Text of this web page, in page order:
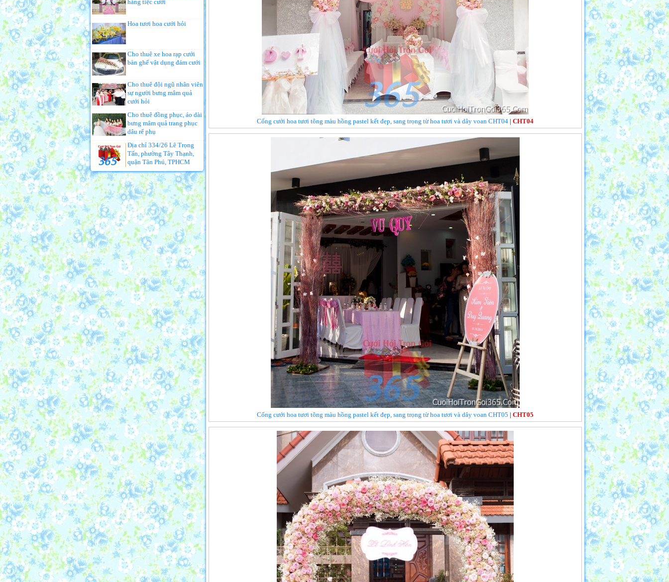
hàng tiệc cưới
Hoa tươi hoa cưới hỏi
Cho thuê xe hoa rạp cưới
bàn ghế vật dụng đám cưới
Cho thuê đội ngũ nhân viên
sự người bưng mâm quả
cưới hỏi
Cho thuê đồng phục, áo dài
bưng mâm quả trang phục
dâu rể phụ
Địa chỉ 334/26 Lê Trọng
Tấn, phường Tây Thạnh,
quận Tân Phú, TPHCM
Cổng cưới hoa tươi tông màu hồng pastel kết đẹp, sang trọng từ hoa tươi và dây voan CHT04 | CHT04
Cổng cưới hoa tươi tông màu hồng pastel kết đẹp, sang trọng từ hoa tươi và dây voan CHT05 | CHT05